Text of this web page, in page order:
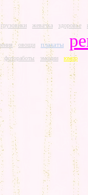
грузовики жевачка здоровье
овощи плакаты
фотоработы эмоции юмор